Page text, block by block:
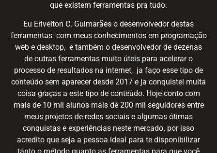
que existem ferramentas pra tudo.
Eu Erivelton C. Guimarães o desenvolvedor destas
ferramentas com meus conhecimentos em programação
web e desktop, e também o desenvolvedor de dezenas
de outras ferramentas muito úteis para acelerar o
processo de resultados na internet, ja faço esse tipo de
conteúdo sem aparecer desde 2017 e ja conquistei muita
coisa graças a este tipo de conteúdo. Hoje conto com
mais de 10 mil alunos mais de 200 mil seguidores entre
meus projetos de redes sociais e algumas ótimas
conquistas e experiências neste mercado. por isso
acredito que seja a pessoa ideal para te disponibilizar
tanto o método quanto as ferramentas para que você